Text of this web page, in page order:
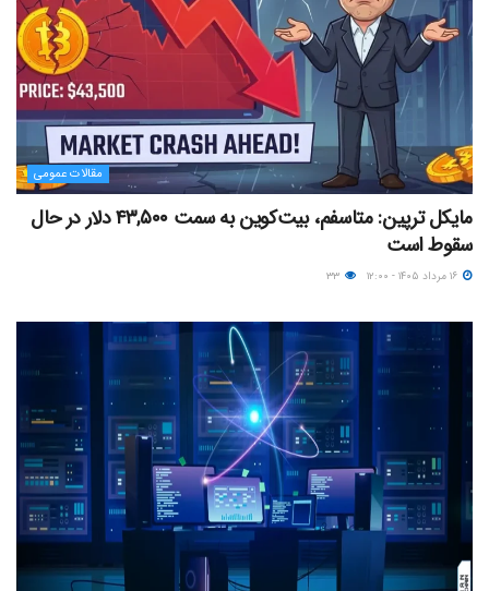
مقالات عمومی
مایکل ترپین: متاسفم، بیت‌کوین به سمت ۴۳,۵۰۰ دلار در حال
سقوط است